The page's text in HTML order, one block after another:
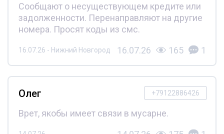
Сообщают о несуществующем кредите или
задолженности. Перенаправляют на другие
номера. Просят коды из смс.
16.07.26 - Нижний Новгород 16.07.26 165 1
+79122886426
Олег
Врет, якобы имеет связи в мусарне.